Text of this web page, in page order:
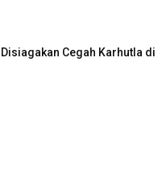
Cegah Karhutla di